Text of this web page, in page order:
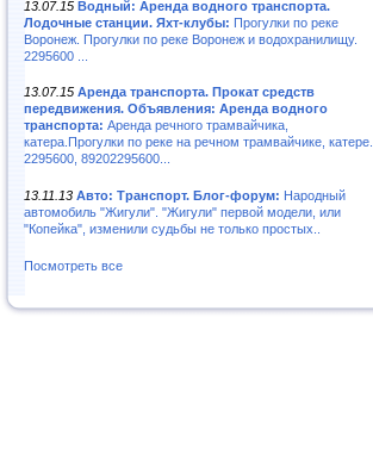
13.07.15 Водный: Аренда водного транспорта.
Лодочные станции. Яхт-клубы: Прогулки по реке
Воронеж. Прогулки по реке Воронеж и водохранилищу.
2295600 ...
13.07.15 Аренда транспорта. Прокат средств
передвижения. Объявления: Аренда водного
транспорта: Аренда речного трамвайчика,
катера.Прогулки по реке на речном трамвайчике, катере.
2295600, 89202295600...
13.11.13 Авто: Транспорт. Блог-форум: Народный
автомобиль "Жигули". "Жигули" первой модели, или
"Копейка", изменили судьбы не только простых..
Посмотреть все